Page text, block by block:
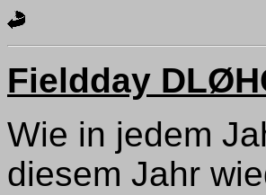
Fieldday
Wie in jedem
diesem Jahr